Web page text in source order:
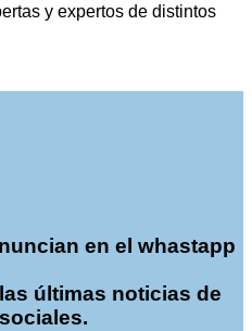
y expertos de distintos
en el whastapp
últimas noticias de